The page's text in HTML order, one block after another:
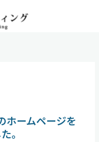
ホームページを
。